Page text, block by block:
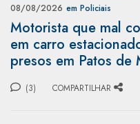
08/08/2026 em Policiais
Motorista que mal
em carro
presos em Patos de
(3) COMPARTILHAR